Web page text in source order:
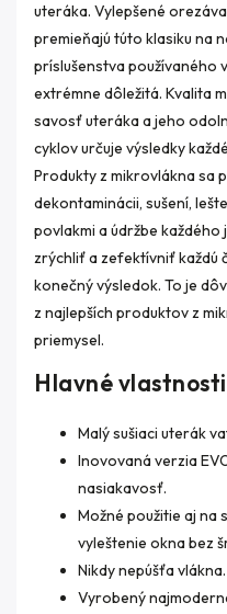
uteráka. Vylepšené
premieňajú túto klasiku na
príslušenstva používaného
extrémne dôležitá. Kvalita
savosť uteráka a jeho
cyklov určuje výsledky
Produkty z mikrovlákna sa
dekontaminácii, sušení,
povlakmi a údržbe
zrýchliť a zefektívniť každú
konečný výsledok. To je
z najlepších produktov z
priemysel.
Hlavné vlastnosti
Malý sušiaci uterák
Inovovaná verzia
nasiakavosť.
Možné použitie aj na
vyleštenie okna bez
Nikdy nepúšťa vlákna.
Vyrobený